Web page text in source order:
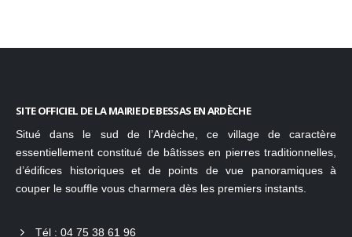
SITE OFFICIEL DE LA MAIRIE DE BESSAS EN ARDÈCHE
Situé dans le sud de l’Ardèche, ce village de caractère
essentiellement constitué de bâtisses en pierres traditionnelles,
d’édifices historiques et de points de vue panoramiques à
couper le souffle vous charmera dès les premiers instants.
Tél :04 75 38 61 96